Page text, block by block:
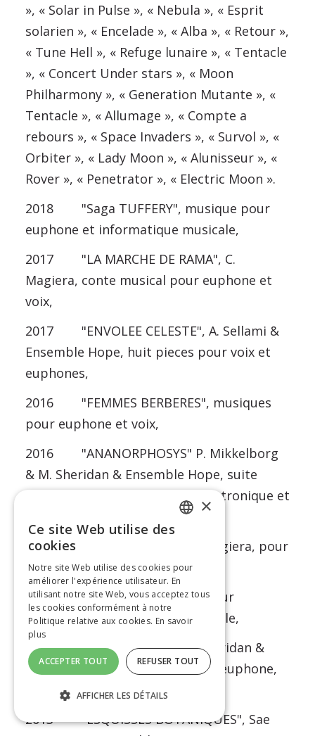
», « Solar in Pulse », « Nebula », « Esprit
solarien », « Encelade », « Alba », « Retour »,
« Tune Hell », « Refuge lunaire », « Tentacle
», « Concert Under stars », « Moon
Philharmony », « Generation Mutante », «
Tentacle », « Allumage », « Compte a
rebours », « Space Invaders », « Survol », «
Orbiter », « Lady Moon », « Alunisseur », «
Rover », « Penetrator », « Electric Moon ».
2018 "Saga TUFFERY", musique pour
euphone et informatique musicale,
2017 "LA MARCHE DE RAMA", C.
Magiera, conte musical pour euphone et
voix,
2017 "ENVOLEE CELESTE", A. Sellami &
Ensemble Hope, huit pieces pour voix et
euphones,
2016 "FEMMES BERBERES", musiques
pour euphone et voix,
2016 "ANANORPHOSYS" P. Mikkelborg
& M. Sheridan & Ensemble Hope, suite
pour euphones, trompette, electronique et
2016 "FEUX ERRANTS", C. Magiera, pour
euphone et voix,
2016 "BIBRING", musique pour
euphone et informatique musicale,
2014 "WHITE SHEET", M. Sheridan &
Ensemble Hope, 12 pieces pour euphone,
electronique et informatique,
2013 "ESQUISSES BOTANIQUES", Sae
ENGLISH
×
Ce site Web utilise des
cookies
Notre site Web utilise des cookies pour
améliorer l'expérience utilisateur. En
utilisant notre site Web, vous acceptez tous
les cookies conformément à notre
Politique relative aux cookies. En savoir
plus
ACCEPTER TOUT REFUSER TOUT
AFFICHER LES DÉTAILS